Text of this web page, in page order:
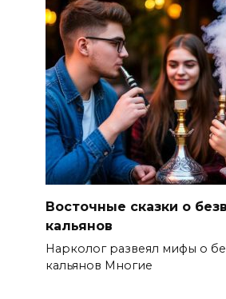
Восточные сказки о
кальянов
Нарколог развеял мифы о
кальянов Многие